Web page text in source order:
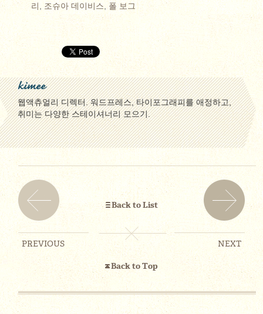
리
조슈아 데이비스 폴 보그
kimee
웹액츄얼리 디렉터. 워드프레스, 타이포그래피를 애정하고,
취미는 다양한 스테이셔너리 모으기.
PREVIOUS NEXT
Back to List
Back to Top